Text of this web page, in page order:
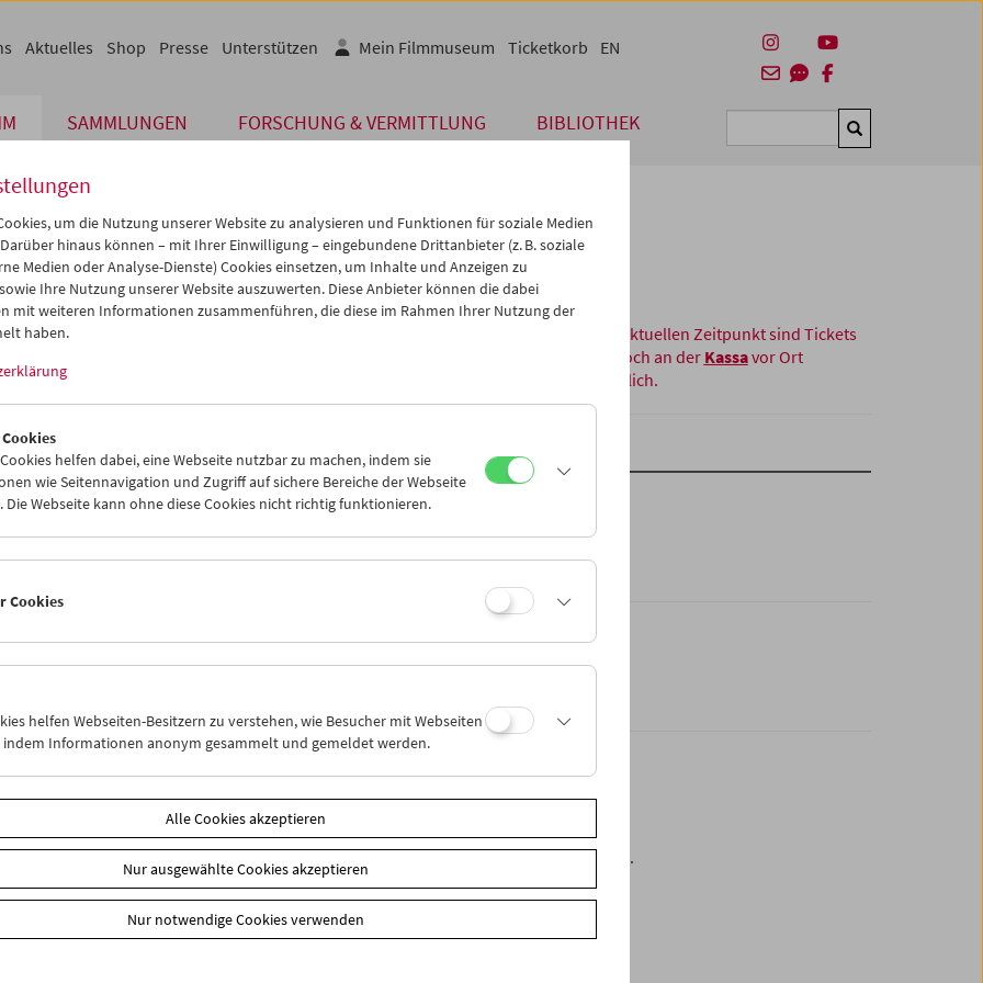
SAMMLUNGEN FORSCHUNG & VERMITTLUNG BIBLIOTHEK Suchen
Aktuelles Shop Presse Unterstützen Mein Filmmuseum Ticketkorb EN
/ Sea, 4h, sailed
Zum aktuellen Zeitpunkt sind Tickets
nur noch an der Kassavor Ort
erhältlich.
Ihre Mitgliedschaft und Ihren Zehnerblock nutzen.
online nur reserviert werden. Die Ausgabe erfolgt ausschließlich an der Kassa.
finden Siehier.
um die Nutzung unserer Website zu analysieren und Funktionen für soziale Medien
hinaus können – mit Ihrer Einwilligung – eingebundene Drittanbieter (z. B. soziale
Medien oder Analyse-Dienste) Cookies einsetzen, um Inhalte und Anzeigen zu
Ihre Nutzung unserer Website auszuwerten. Diese Anbieter können die dabei
mit weiteren Informationen zusammenführen, die diese im Rahmen Ihrer Nutzung der
haben.
helfen dabei, eine Webseite nutzbar zu machen, indem sie
wie Seitennavigation und Zugriff auf sichere Bereiche der Webseite
Die Webseite kann ohne diese Cookies nicht richtig funktionieren.
Cookies
helfen Webseiten-Besitzern zu verstehen, wie Besucher mit Webseiten
indem Informationen anonym gesammelt und gemeldet werden.
Alle Cookies akzeptieren
Nur ausgewählte Cookies akzeptieren
Nur notwendige Cookies verwenden